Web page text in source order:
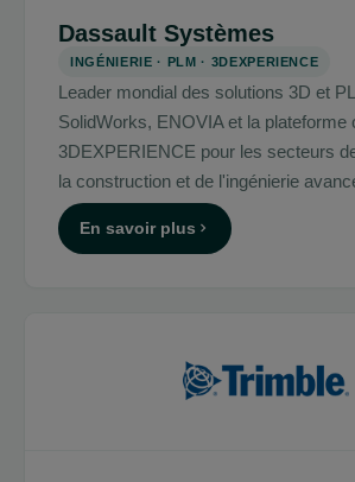
Dassault Systèmes
INGÉNIERIE · PLM · 3DEXPERIENCE
Leader mondial des solutions 3D et
SolidWorks, ENOVIA et la plateforme
3DEXPERIENCE pour les secteurs
la construction et de l'ingénierie
En savoir plus